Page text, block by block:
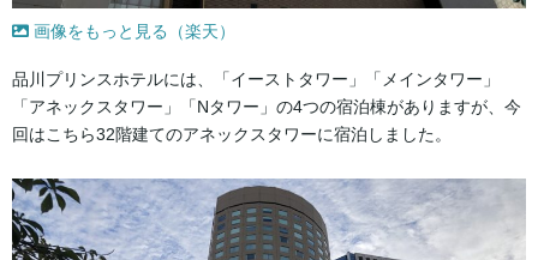
画像をもっと見る（楽天）
品川プリンスホテルには、「イーストタワー」「メインタワー」
「アネックスタワー」「Nタワー」の4つの宿泊棟がありますが、今
回はこちら32階建てのアネックスタワーに宿泊しました。